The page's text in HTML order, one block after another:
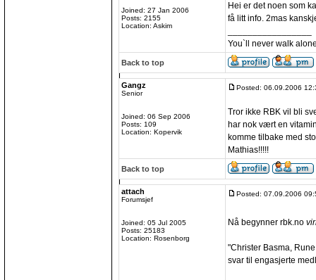
Joined: 27 Jan 2006
Posts: 2155
Location: Askim
Hei er det noen som
få litt info. 2mas
You`ll never walk
Back to top
Gangz
Senior
Joined: 06 Sep 2006
Posts: 109
Location: Kopervik
Posted: 06.09.2006
Tror ikke RBK vil bli
har nok vært en
komme tilbake med
Mathias!!!!!
Back to top
attach
Forumsjef
Joined: 05 Jul 2005
Posts: 25183
Location: Rosenborg
Posted: 07.09.2006
Nå begynner rbk.no
"Christer Basma,
svar til engasjerte